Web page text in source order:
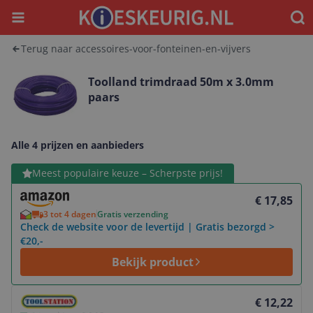
Menu
Terug naar accessoires-voor-fonteinen-en-vijvers
Toolland trimdraad 50m x 3.0mm
paars
Alle 4 prijzen en aanbieders
Meest populaire keuze – Scherpste prijs!
€ 17,85
3 tot 4 dagenGratis verzending
Check de website voor de levertijd | Gratis bezorgd >
€20,-
Bekijk product
Bekijk product
€ 12,22
Bekijk product